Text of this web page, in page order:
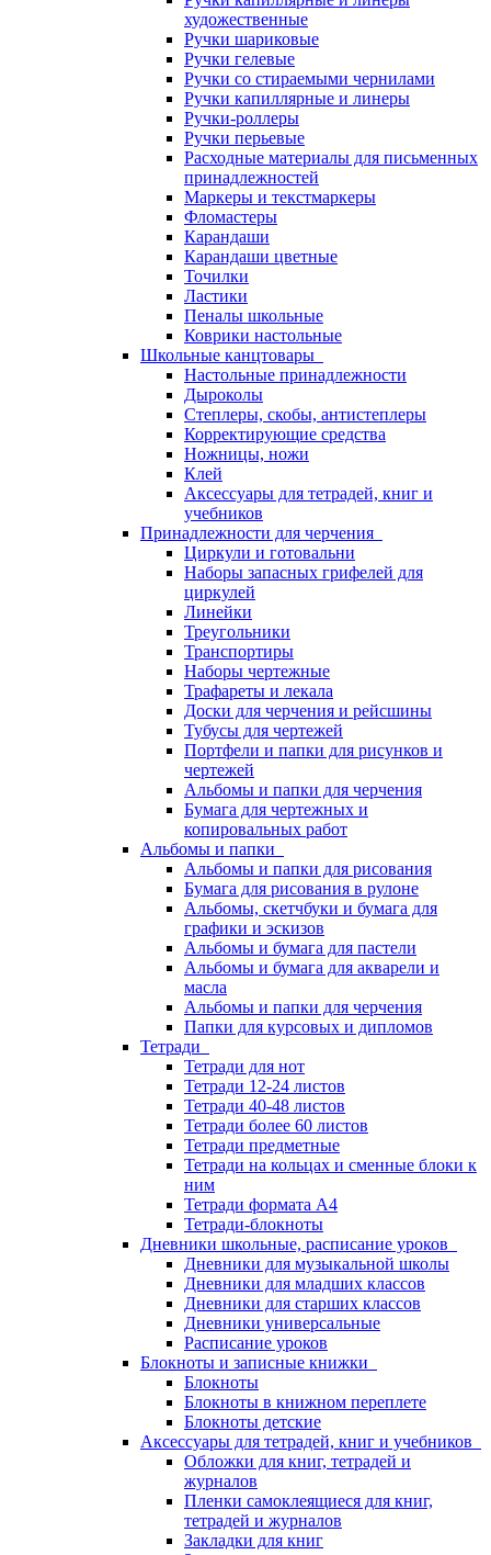
художественные
Ручки шариковые
Ручки гелевые
Ручки со стираемыми чернилами
Ручки капиллярные и линеры
Ручки-роллеры
Ручки перьевые
Расходные материалы для письменных
принадлежностей
Маркеры и текстмаркеры
Фломастеры
Карандаши
Карандаши цветные
Точилки
Ластики
Пеналы школьные
Коврики настольные
Школьные канцтовары
Настольные принадлежности
Дыроколы
Степлеры, скобы, антистеплеры
Корректирующие средства
Ножницы, ножи
Клей
Аксессуары для тетрадей, книг и
учебников
Принадлежности для черчения
Циркули и готовальни
Наборы запасных грифелей для
циркулей
Линейки
Треугольники
Транспортиры
Наборы чертежные
Трафареты и лекала
Доски для черчения и рейсшины
Тубусы для чертежей
Портфели и папки для рисунков и
чертежей
Альбомы и папки для черчения
Бумага для чертежных и
копировальных работ
Альбомы и папки
Альбомы и папки для рисования
Бумага для рисования в рулоне
Альбомы, скетчбуки и бумага для
графики и эскизов
Альбомы и бумага для пастели
Альбомы и бумага для акварели и
масла
Альбомы и папки для черчения
Папки для курсовых и дипломов
Тетради
Тетради для нот
Тетради 12-24 листов
Тетради 40-48 листов
Тетради более 60 листов
Тетради предметные
Тетради на кольцах и сменные блоки к
ним
Тетради формата А4
Тетради-блокноты
Дневники школьные, расписание уроков
Дневники для музыкальной школы
Дневники для младших классов
Дневники для старших классов
Дневники универсальные
Расписание уроков
Блокноты и записные книжки
Блокноты
Блокноты в книжном переплете
Блокноты детские
Аксессуары для тетрадей, книг и учебников
Обложки для книг, тетрадей и
журналов
Пленки самоклеящиеся для книг,
тетрадей и журналов
Закладки для книг